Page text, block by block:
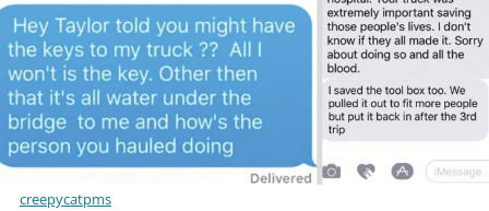
creepycatpms